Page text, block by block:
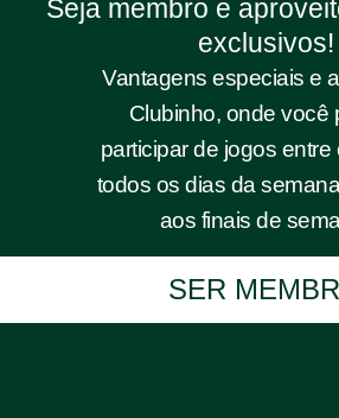
Seja membro e
exclusivos!
Vantagens especiais e
Clubinho, onde você
participar de jogos entre
todos os dias da
aos finais de
SER